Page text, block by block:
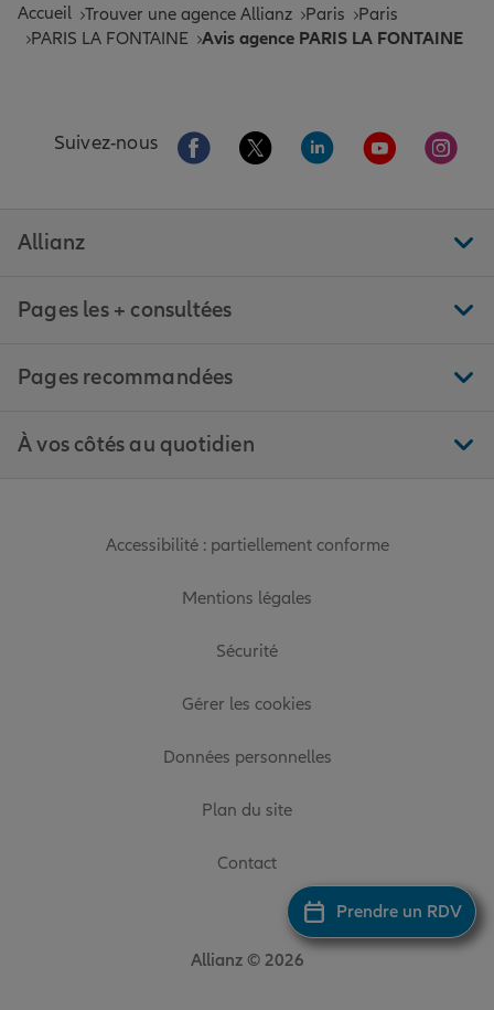
Prendre un RDV
Accueil Trouver une agence Allianz Paris
Paris
PARIS LA FONTAINE
Avis agence PARIS LA FONTAINE
Suivez-nous Aller sur la page Facebook de Allianz
Aller sur la page Twitter de
Aller sur la page
Aller sur la
Aller
Allianz
Pages les + consultées
Pages recommandées
À vos côtés au quotidien
Accessibilité : partiellement conforme
Mentions légales
Sécurité
Gérer les cookies
Données personnelles
Plan du site
Contact
Allianz © 2026